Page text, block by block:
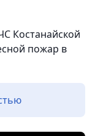
Костанайской
пожар в